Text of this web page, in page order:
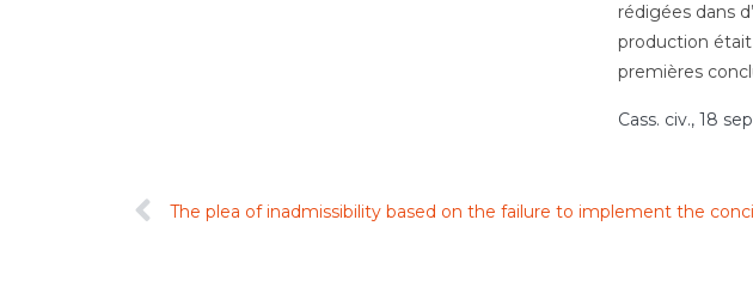
rédigées dans
production était
premières
Cass. civ., 18